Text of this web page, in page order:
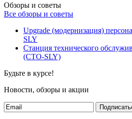
Обзоры и советы
Все обзоры и советы
Upgrade (модернизация)
SLY
Станция технического
(СТО-SLY)
Будьте в курсе!
Новости, обзоры и акции